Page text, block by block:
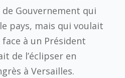
de Gouvernement qui
pays, mais qui voulait
à un Président
de l’éclipser en
à Versailles.